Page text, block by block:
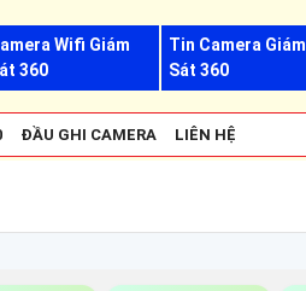
Wifi Giám
360
Tin Camera Giám
Sát 360
ĐẦU GHI CAMERA LIÊN HỆ